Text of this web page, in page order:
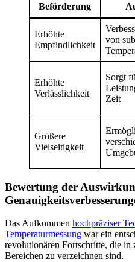
Beförderung
Erhöhte
Empfindlichkeit
von
Erhöhte
Verlässlichkeit
Sorgt
Zeit
Größere
Vielseitigkeit
Bewertung der
Das Aufkommen hochpräziser
Temperaturmessung war ein
revolutionären Fortschritte, die in
Bereichen zu verzeichnen sind.